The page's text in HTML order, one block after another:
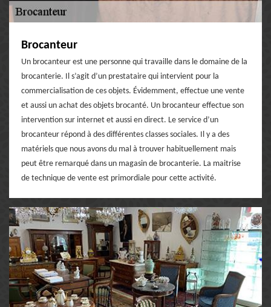
Brocanteur
Un brocanteur est une personne qui travaille dans le domaine de la
brocanterie. Il s’agit d’un prestataire qui intervient pour la
commercialisation de ces objets. Évidemment, effectue une vente
et aussi un achat des objets brocanté. Un brocanteur effectue son
intervention sur internet et aussi en direct. Le service d’un
brocanteur répond à des différentes classes sociales. Il y a des
matériels que nous avons du mal à trouver habituellement mais
peut être remarqué dans un magasin de brocanterie. La maitrise
de technique de vente est primordiale pour cette activité.